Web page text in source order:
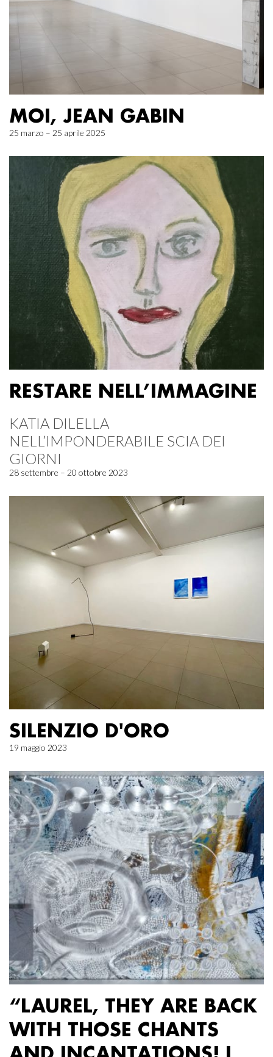
MOI, JEAN GABIN
25 marzo – 25 aprile 2025
RESTARE NELL’IMMAGINE
KATIA DILELLA
NELL’IMPONDERABILE SCIA DEI
GIORNI
28 settembre – 20 ottobre 2023
SILENZIO D'ORO
19 maggio 2023
“LAUREL, THEY ARE BACK
WITH THOSE CHANTS